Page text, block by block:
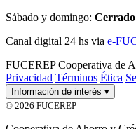
Sábado y domingo: Cerrado
Canal digital 24 hs via e-
FUCEREP Cooperativa de
Privacidad Términos Ética
Información de interés ▾
© 2026 FUCEREP